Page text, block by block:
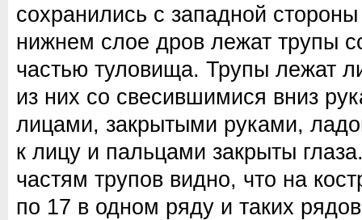
сохранились с западной
нижнем слое дров лежат трупы
частью туловища. Трупы лежат
из них со свесившимися вниз
лицами, закрытыми руками,
к лицу и пальцами закрыты
частям трупов видно, что на
по 17 в одном ряду и таких